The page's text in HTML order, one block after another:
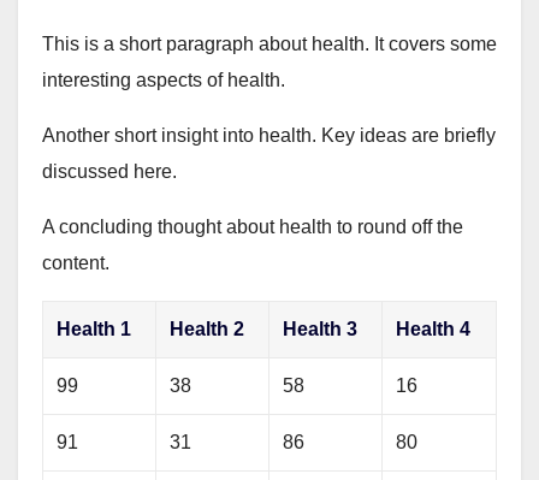
This is a short paragraph about health. It covers some
interesting aspects of health.
Another short insight into health. Key ideas are briefly
discussed here.
A concluding thought about health to round off the
content.
Health 1 Health 2 Health 3 Health 4
99 38 58 16
91 31 86 80